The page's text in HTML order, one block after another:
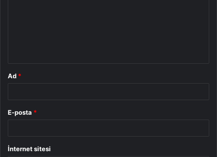
Ad *
E-posta *
İnternet sitesi